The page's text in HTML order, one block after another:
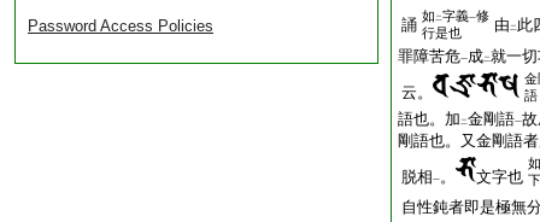
Password Access Policies
誦 如 二字義一修
行是也
由 二 此
罪障苦危一成二就一
云。
金
語
語也。加 二金剛語一
剛語也。又金剛語
脱相一。 文字也
如
自性鈍者即是極無